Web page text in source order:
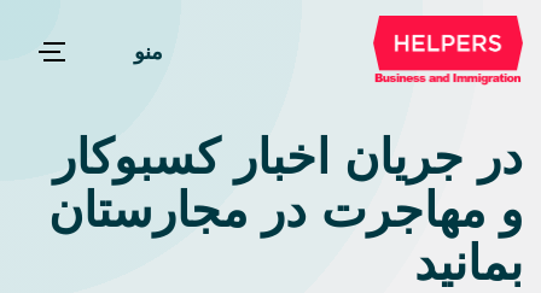
منو
در جریان اخبار کسبوکار
و مهاجرت در مجارستان
بمانید